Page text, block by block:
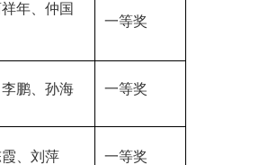
年、仲国
一等奖
鹏、孙海 一等奖
、刘萍 一等奖